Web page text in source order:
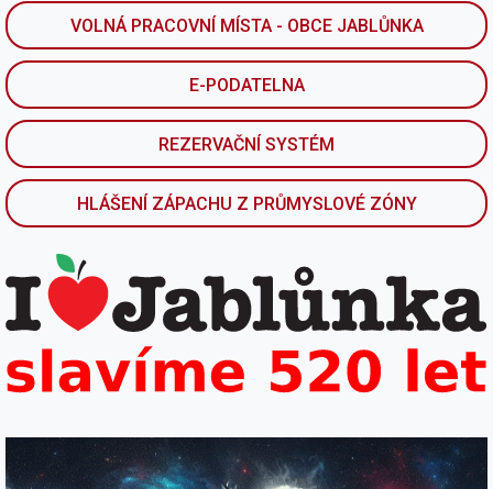
VOLNÁ PRACOVNÍ MÍSTA - OBCE JABLŮNKA
E-PODATELNA
REZERVAČNÍ SYSTÉM
HLÁŠENÍ ZÁPACHU Z PRŮMYSLOVÉ ZÓNY